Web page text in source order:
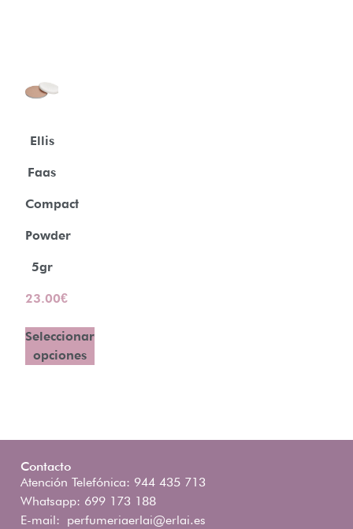
Ellis
Faas
Compact
Powder
5gr
23.00€
Seleccionar
opciones
Contacto
Atención Telefónica: 944 435 713
Whatsapp: 699 173 188
E-mail: perfumeriaerlai@erlai.es